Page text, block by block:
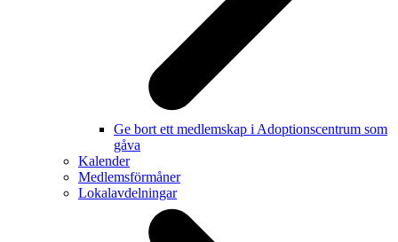
Ge bort ett medlemskap i Adoptionscentrum som
gåva
Kalender
Medlemsförmåner
Lokalavdelningar